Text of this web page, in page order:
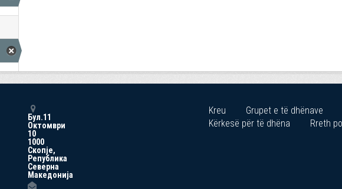
Бул.11
Октомври
10
1000
Скопје,
Република
Северна
Македонија
Kreu Grupet e të dhënave
Kërkesë për të dhëna
Rreth